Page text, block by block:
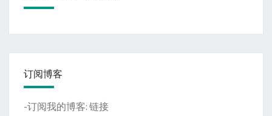
订阅博客
-订阅我的博客: 链接